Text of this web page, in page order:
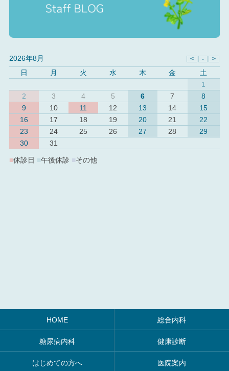
2026年8月
日
月 火 水 木 金
土
1
2
3 4 5 6 7
8
9
10 11 12 13 14
15
16
17 18 19 20 21
22
23
24 25 26 27 28
29
30
31
■休診日 ■午後休診 その他
HOME 総合内科
糖尿病内科 健康診断
はじめての方へ 医院案内